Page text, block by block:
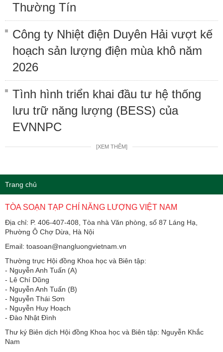
Thường Tín
Công ty Nhiệt điện Duyên Hải vượt kế
hoạch sản lượng điện mùa khô năm
2026
Tình hình triển khai đầu tư hệ thống
lưu trữ năng lượng (BESS) của
EVNNPC
[XEM THÊM]
Trang chủ
TÒA SOẠN TẠP CHÍ NĂNG LƯỢNG VIỆT NAM
Địa chỉ: P. 406-407-408, Tòa nhà Văn phòng, số 87 Láng Hạ,
Phường Ô Chợ Dừa, Hà Nội
Email: toasoan@nangluongvietnam.vn
Thường trực Hội đồng Khoa học và Biên tập:
​​​​​​- Nguyễn Anh Tuấn (A)
- Lê Chí Dũng
- Nguyễn Anh Tuấn (B)
- Nguyễn Thái Sơn
- Nguyễn Huy Hoạch
- Đào Nhật Đình
Thư ký Biên dịch Hội đồng Khoa học và Biên tập: Nguyễn Khắc
Nam